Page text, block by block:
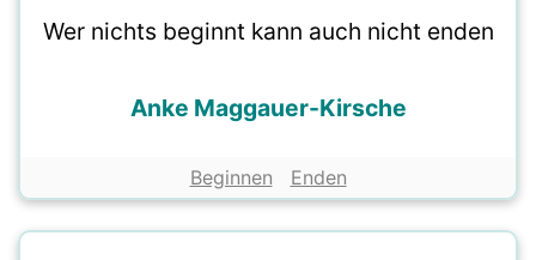
Wer nichts beginnt kann auch nicht enden
Anke Maggauer-Kirsche
Beginnen Enden